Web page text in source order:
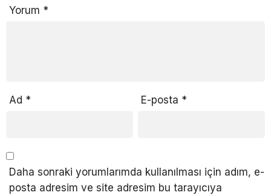
Yorum *
Ad * E-posta *
Daha sonraki yorumlarımda kullanılması için adım, e-
posta adresim ve site adresim bu tarayıcıya